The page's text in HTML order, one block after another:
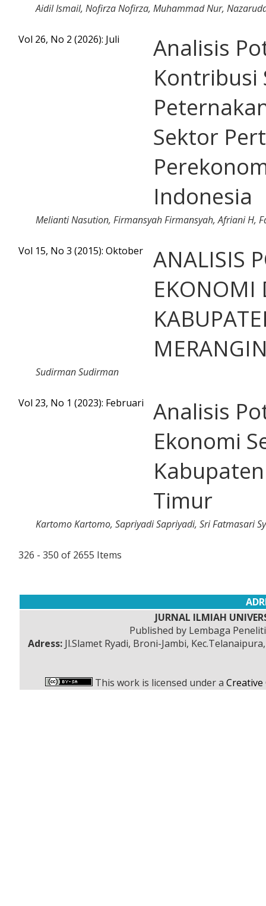
Aidil Ismail, Nofirza Nofirza, Muhammad Nur,
Vol 26, No 2 (2026): Juli
Analisis
Kontribusi
Sektor
Indonesia
Melianti Nasution, Firmansyah Firmansyah, Afriani H,
Vol 15, No 3 (2015): Oktober
ANALISIS
EKONOMI
Sudirman Sudirman
Vol 23, No 1 (2023): Februari
Analisis
Ekonomi
Timur
Kartomo Kartomo, Sapriyadi Sapriyadi, Sri Fatmasari
326 - 350 of 2655 Items
JURNAL ILMIAH
Published by Lembaga
Adress:Jl.Slamet Ryadi, Broni-Jambi,
This work is licensed under a